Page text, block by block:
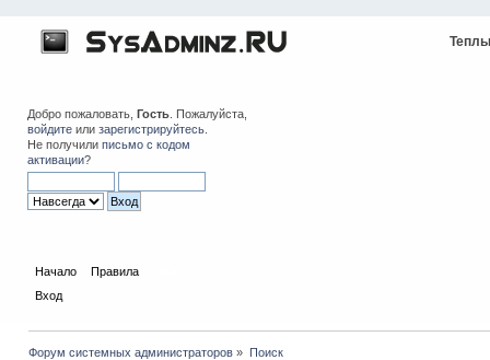
Добро пожаловать, Гость . Пожалуйста,
войдите или зарегистрируйтесь
Не получили письмо с кодом
активации?
Начало Правила
Вход
Форум системных администраторов » Поиск